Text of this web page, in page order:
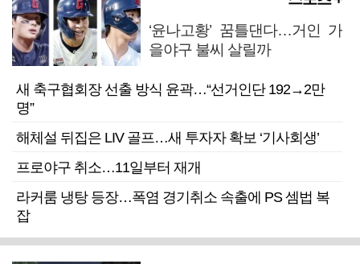
‘윤나고황’ 꿈틀댄다…거인 가
을야구 불씨 살릴까
새 축구협회장 선출 방식 윤곽…“선거인단 192→2만
명”
해체설 뒤집은 LIV 골프…새 투자자 확보 ‘기사회생’
프로야구 취소…11일부터 재개
라커룸 냉탕 등장…폭염 경기취소 속출에 PS 셈법 복
잡